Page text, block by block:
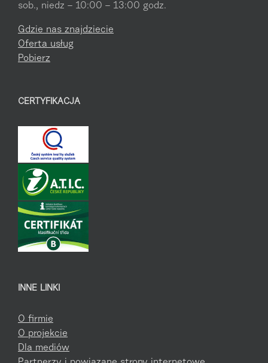
sob., niedz – 10:00 – 13:00 godz.
Gdzie nas znajdziecie
Oferta usług
Pobierz
CERTYFIKACJA
INNE LINKI
O firmie
O projekcie
Dla mediów